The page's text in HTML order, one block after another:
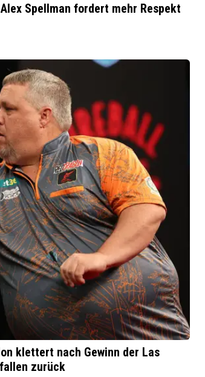
Spellman fordert mehr Respekt
klettert nach Gewinn der Las
zurück